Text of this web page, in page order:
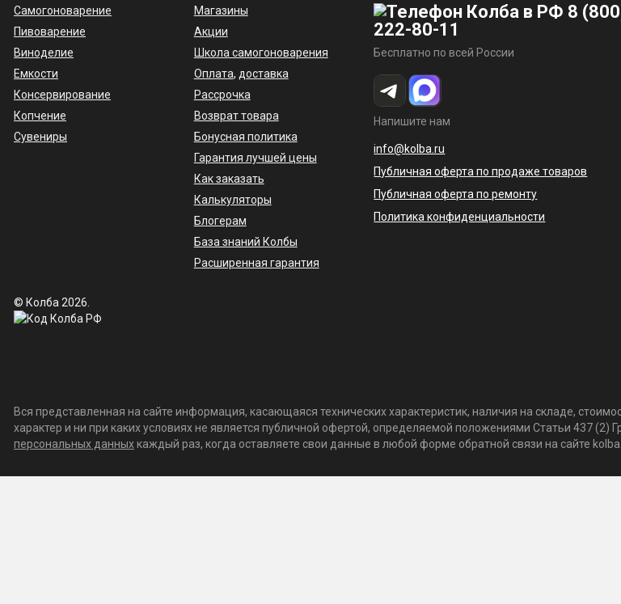
Самогоноварение
Пивоварение
Виноделие
Емкости
Консервирование
Копчение
Сувениры
Магазины
Акции
Школа самогоноварения
Оплата, доставка
Рассрочка
Возврат товара
Бонусная политика
Гарантия лучшей цены
Как заказать
Калькуляторы
Блогерам
База знаний Колбы
Расширенная гарантия
8
222-80-11
Бесплатно по всей России
Напишите нам
info@kolba.ru
Публичная оферта по продаже товаров
Публичная оферта по ремонту
Политика конфиденциальности
© Колба 2026.
Вся представленная на сайте информация, касающаяся технических характеристик, наличия на складе,
характер и ни при каких условиях не является публичной офертой, определяемой положениями Статьи 437
персональных данныхкаждый раз, когда оставляете свои данные в любой форме обратной связи на сайте